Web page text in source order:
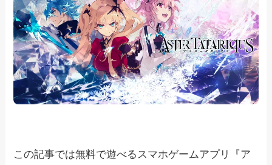
この記事では無料で遊べるスマホゲームアプリ『ア